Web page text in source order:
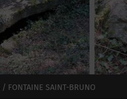
/ FONTAINE SAINT-BRUNO